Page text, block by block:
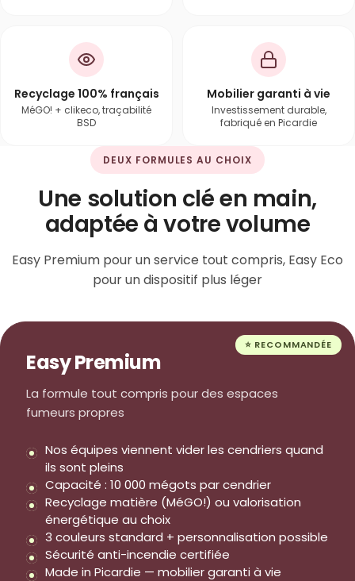
Recyclage 100% français
MéGO! + clikeco, traçabilité
BSD
Mobilier garanti à vie
Investissement durable,
fabriqué en Picardie
DEUX FORMULES AU CHOIX
Une solution clé en main,
adaptée à votre volume
Easy Premium pour un service tout compris, Easy Eco
pour un dispositif plus léger
⭐ RECOMMANDÉE
Easy Premium
La formule tout compris pour des espaces
fumeurs propres
Nos équipes viennent vider les cendriers quand
ils sont pleins
Capacité : 10 000 mégots par cendrier
Recyclage matière (MéGO!) ou valorisation
énergétique au choix
3 couleurs standard + personnalisation possible
Sécurité anti-incendie certifiée
Made in Picardie — mobilier garanti à vie